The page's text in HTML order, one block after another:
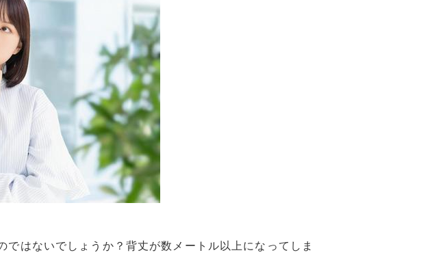
はないでしょうか？背丈が数メートル以上になってしま